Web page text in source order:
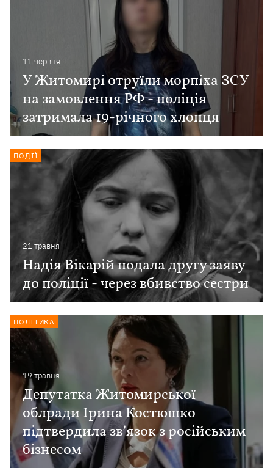
11 червня
У Житомирі отруїли морпіха ЗСУ
на замовлення РФ - поліція
затримала 19-річного хлопця
21 травня
Надія Вікарій подала другу заяву
до поліції - через вбивство сестри
ПОДІЇ
19 травня
Депутатка Житомирської
облради Ірина Костюшко
підтвердила звʼязок з російським
бізнесом
ПОЛІТИКА